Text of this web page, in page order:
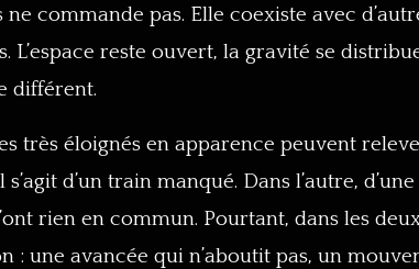
commande pas. Elle coexiste avec
L’espace reste ouvert, la gravité se
différent.
très éloignés en apparence peuvent
d’un train manqué. Dans l’autre,
rien en commun. Pourtant, dans les
: une avancée qui n’aboutit pas, un